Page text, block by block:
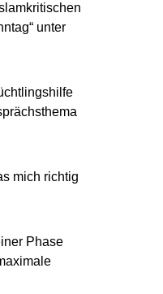
unter
mich richtig
Phase